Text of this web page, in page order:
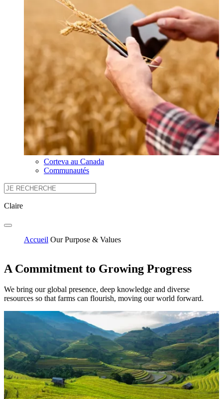
Corteva au Canada
Communautés
Claire
Accueil Our Purpose & Values
A Commitment to Growing Progress
We bring our global presence, deep knowledge and diverse
resources so that farms can flourish, moving our world forward.